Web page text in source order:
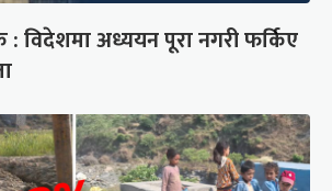
: विदेशमा अध्ययन पूरा नगरी फर्किए